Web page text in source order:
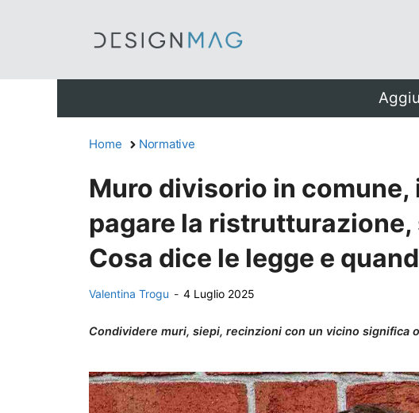
Home Normative
Muro divisorio in
pagare la
Cosa dice le legge e
Valentina Trogu - 4 Luglio 2025
Condividere muri, siepi, recinzioni con un vicino significa